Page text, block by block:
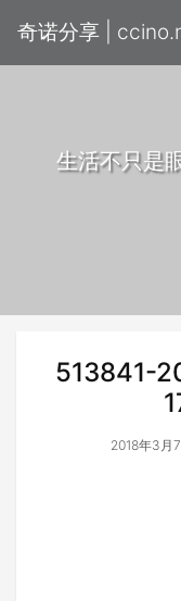
奇诺分享 |
生活不只是
513841-
2018年3月